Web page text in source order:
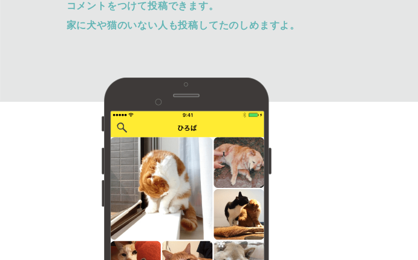
コメントをつけて投稿できます。
家に犬や猫のいない人も投稿してたのしめますよ。